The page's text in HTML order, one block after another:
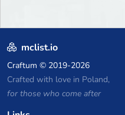
mclist.io
Craftum © 2019-2026
Crafted with love in Poland,
for those who come after